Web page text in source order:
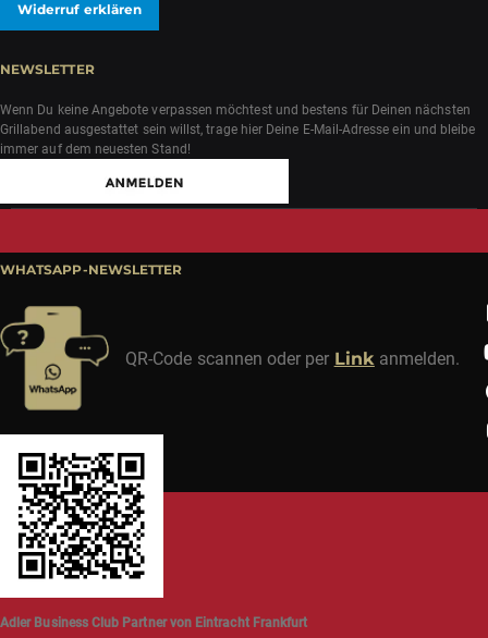
Widerruf erklären
NEWSLETTER
Wenn Du keine Angebote verpassen möchtest und bestens für Deinen nächsten
Grillabend ausgestattet sein willst, trage hier Deine E-Mail-Adresse ein und bleibe
immer auf dem neuesten Stand!
WHATSAPP-NEWSLETTER
QR-Code scannen oder per Linkanmelden.
Adler Business Club Partner von Eintracht Frankfurt